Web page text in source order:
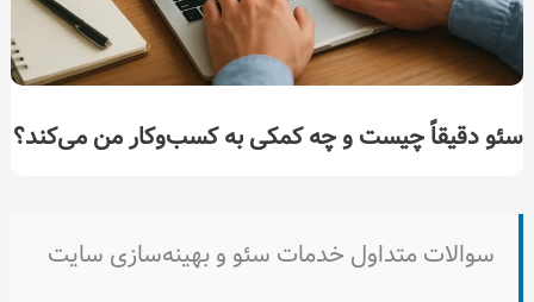
سئو دقیقاً چیست و چه کمکی به کسب‌وکار من می‌کند؟
سوالات متداول خدمات سئو و بهینه‌سازی سایت